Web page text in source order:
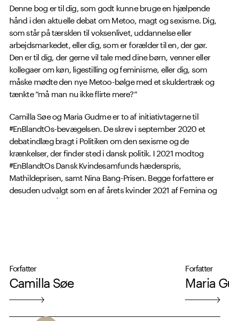
Denne bog er til dig, som godt kunne bruge en hjælpende
hånd i den aktuelle debat om Metoo, magt og sexisme. Dig,
som står på tærsklen til voksenlivet, uddannelse eller
arbejdsmarkedet, eller dig, som er forælder til en, der gør.
Den er til dig, der gerne vil tale med dine børn, venner eller
kollegaer om køn, ligestilling og feminisme, eller dig, som
måske mødte den nye Metoo-bølge med et skuldertræk og
tænkte ”må man nu ikke flirte mere?”
Camilla Søe og Maria Gudme er to af initiativtagerne til
#EnBlandtOs-bevægelsen. De skrev i september 2020 et
debatindlæg bragt i Politiken om den sexisme og de
krænkelser, der finder sted i dansk politik. I 2021 modtog
#EnBlandtOs Dansk Kvindesamfunds hæderspris,
Mathildeprisen, samt Nina Bang-Prisen. Begge forfattere er
desuden udvalgt som en af årets kvinder 2021 af Femina og
nomineret til Årets håb.
Forfatter
Camilla Søe
Forfatter
Maria